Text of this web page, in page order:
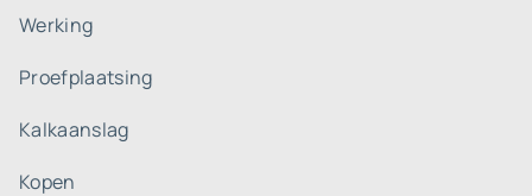
Werking
Proefplaatsing
Kalkaanslag
Kopen